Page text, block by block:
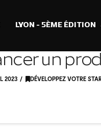
LYON – 5ÈME ÉDITION
un
2023 DÉVELOPPEZ VOTRE